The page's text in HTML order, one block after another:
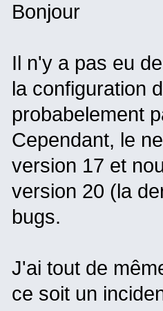
Bonjour
Il n'y a pas eu
la configuration
probabelement
Cependant, le
version 17 et
version 20 (la
bugs.
J'ai tout de
ce soit un